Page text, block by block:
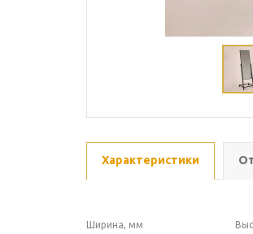
Характеристики
Ширина, мм